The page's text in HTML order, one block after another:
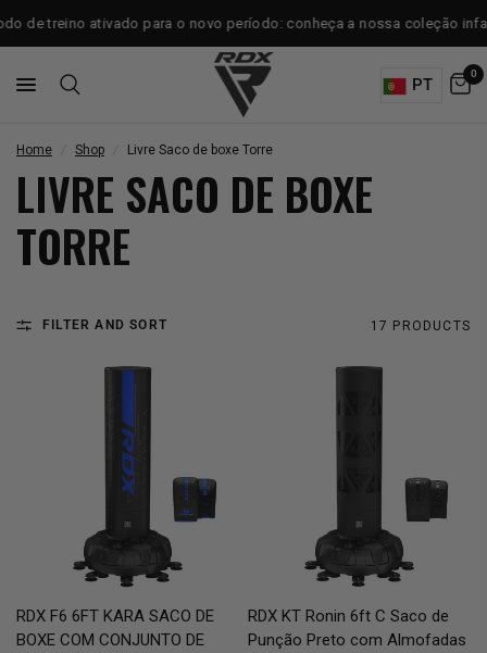
de treino ativado para o novo período: conheça a nossa coleção
PT
0
Home Shop Livre Saco de boxe Torre
LIVRE SACO DE BOXE
TORRE
FILTER AND SORT 17 PRODUCTS
QUICK VIEW
RDX F6 6FT KARA SACO DE
BOXE COM CONJUNTO DE
QUICK VIEW
RDX KT Ronin 6ft C Saco de
Punção Preto com Almofadas